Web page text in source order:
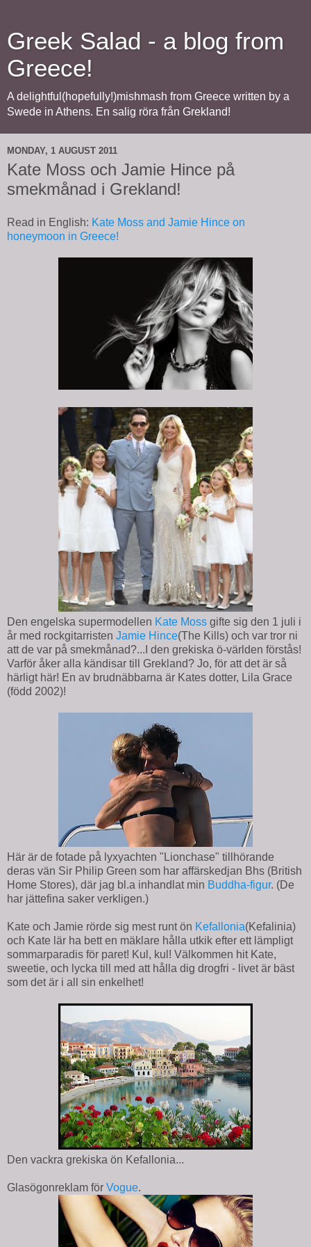
Greek Salad - a blog from
Greece!
A delightful(hopefully!)mishmash from Greece written by a
Swede in Athens. En salig röra från Grekland!
MONDAY, 1 AUGUST 2011
Kate Moss och Jamie Hince på
smekmånad i Grekland!
Read in English: Kate Moss and Jamie Hince on
honeymoon in Greece!
Den engelska supermodellen Kate Moss gifte sig den 1 juli i
år med rockgitarristen Jamie Hince(The Kills) och var tror ni
att de var på smekmånad?...I den grekiska ö-världen förstås!
Varför åker alla kändisar till Grekland? Jo, för att det är så
härligt här! En av brudnäbbarna är Kates dotter, Lila Grace
(född 2002)!
Här är de fotade på lyxyachten "Lionchase" tillhörande
deras vän Sir Philip Green som har affärskedjan Bhs (British
Home Stores), där jag bl.a inhandlat min Buddha-figur. (De
har jättefina saker verkligen.)
Kate och Jamie rörde sig mest runt ön Kefallonia(Kefalinia)
och Kate lär ha bett en mäklare hålla utkik efter ett lämpligt
sommarparadis för paret! Kul, kul! Välkommen hit Kate,
sweetie, och lycka till med att hålla dig drogfri - livet är bäst
som det är i all sin enkelhet!
Den vackra grekiska ön Kefallonia...
Glasögonreklam för Vogue.